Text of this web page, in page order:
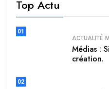
Top Actu
01
ACTUALITÉ
Médias :
création.
02